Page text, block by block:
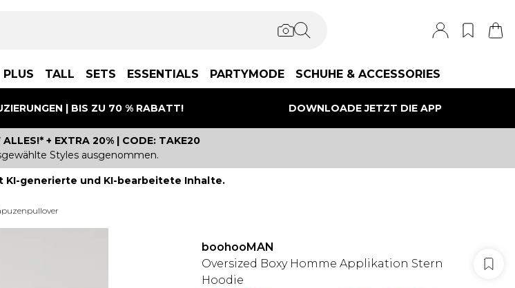
PLUS TALL SETS ESSENTIALS PARTYMODE SCHUHE & ACCESSORIES
| BIS ZU 70 % RABATT! DOWNLOADE JETZT DIE APP
+ EXTRA 20% | CODE: TAKE20
Styles ausgenommen.
KI-generierte und KI-bearbeitete Inhalte.
boohooMAN
Oversized Boxy Homme Applikation Stern
Hoodie